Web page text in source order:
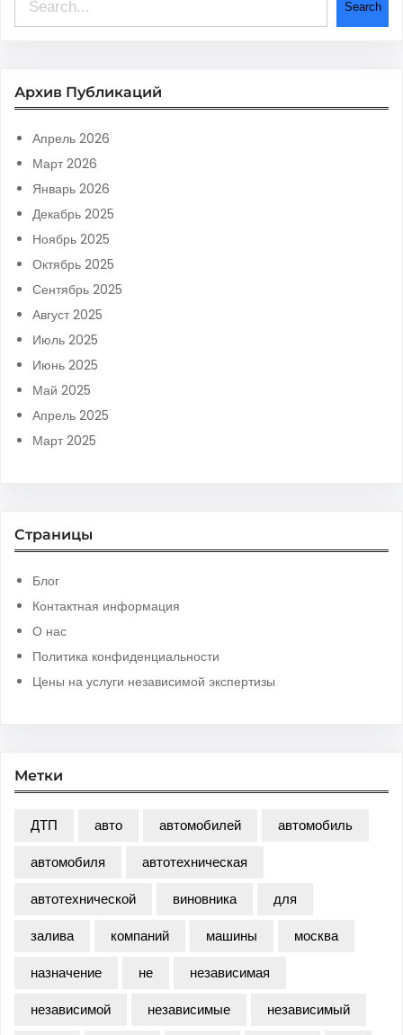
e
r
c
h
Search
Архив Публикаций
Апрель 2026
Март 2026
Январь 2026
Декабрь 2025
Ноябрь 2025
Октябрь 2025
Сентябрь 2025
Август 2025
Июль 2025
Июнь 2025
Май 2025
Апрель 2025
Март 2025
Страницы
Блог
Контактная информация
О нас
Политика конфиденциальности
Цены на услуги независимой экспертизы
Метки
ДТП авто автомобилей
автомобиль
автомобиля
автотехническая
автотехнической
виновника
для
залива
компаний машины
москва
назначение
не
независимая
независимой
независимые
независимый